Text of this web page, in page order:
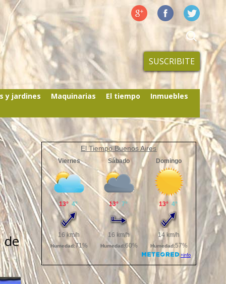
SUSCRIBITE
y jardines Maquinarias El tiempo
Inmuebles
de
El Tiempo Buenos Aires